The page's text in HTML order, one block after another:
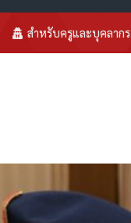
สำหรับครูและบุคลากร